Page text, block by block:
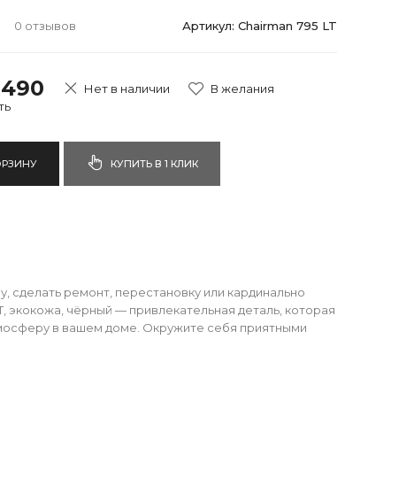
0 отзывов Артикул: Chairman 795 LT
Нет в наличии
КУПИТЬ В 1 КЛИК
сделать ремонт, перестановку или кардинально
чёрный — привлекательная деталь, которая
в вашем доме. Окружите себя приятными